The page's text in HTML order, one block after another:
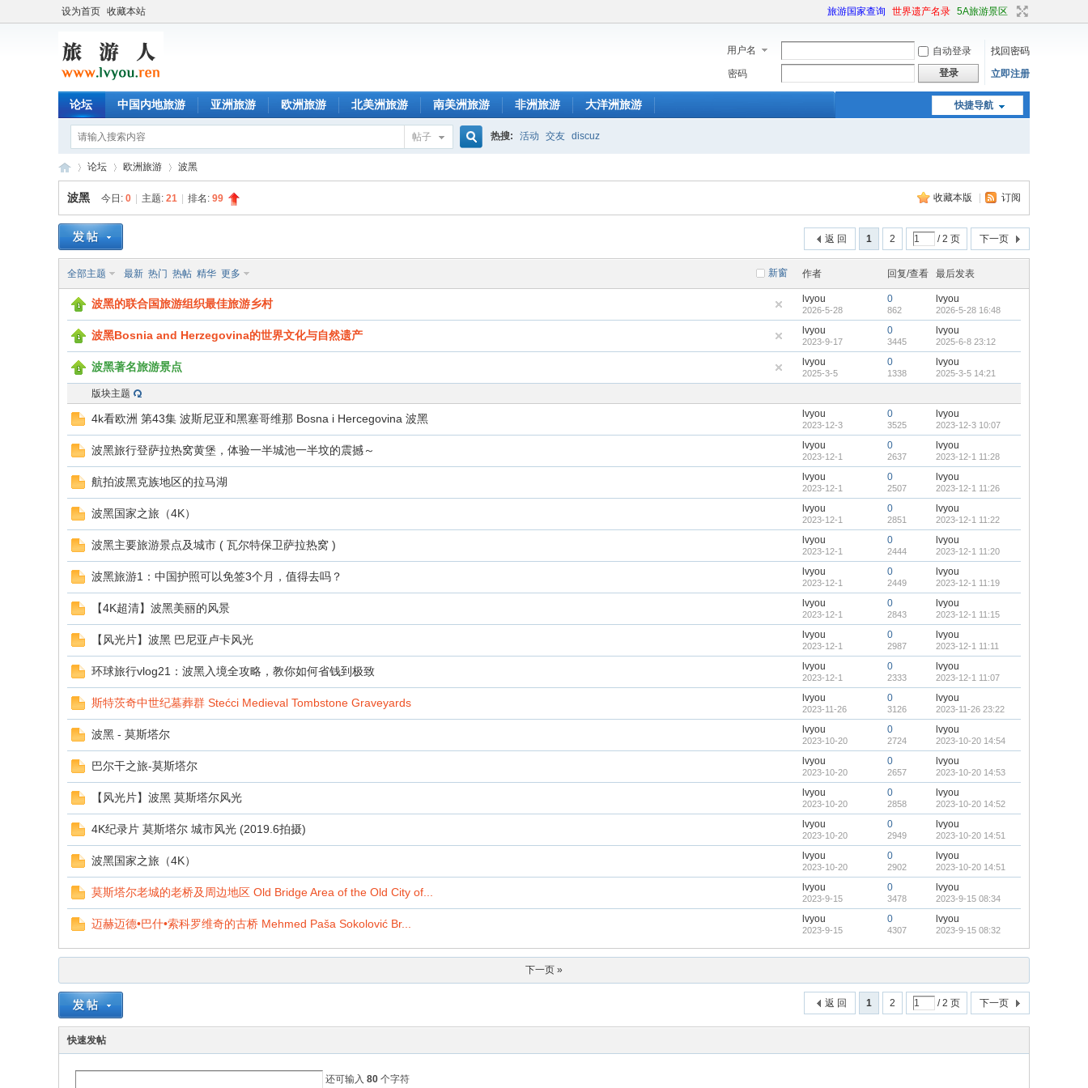
设为首页 收藏本站 旅游国家查询 世界遗产名录 5A旅游景区
用户名 自动登录
找回密码
密码
登录 立即注册
快捷导航
论坛 中国内地旅游 亚洲旅游 欧洲旅游 北美洲旅游 南美洲旅游 非洲旅游 大洋洲旅游
帖子 热搜: 活动 交友 discuz
人
»
论坛
›
欧洲旅游 波黑
收藏本版 订阅
波黑 今日: 0 主题: 21 排名: 99
1 2 / 2 页 下一页
返 回
新窗
全部主题 最新 热门 热帖 精华 更多 作者 回复/查看 最后发表
波黑的联合国旅游组织最佳旅游乡村 lvyou
2026-5-28
0
862
lvyou
2026-5-28 16:48
波黑Bosnia and Herzegovina的世界文化与自然遗产 lvyou
2023-9-17
0
3445
lvyou
2025-6-8 23:12
波黑著名旅游景点 lvyou
2025-3-5
0
1338
lvyou
2025-3-5 14:21
版块主题
4k看欧洲 第43集 波斯尼亚和黑塞哥维那 Bosna i Hercegovina 波黑 lvyou
2023-12-3
0
3525
lvyou
2023-12-3 10:07
波黑旅行登萨拉热窝黄堡，体验一半城池一半坟的震撼～ lvyou
2023-12-1
0
2637
lvyou
2023-12-1 11:28
航拍波黑克族地区的拉马湖 lvyou
2023-12-1
0
2507
lvyou
2023-12-1 11:26
波黑国家之旅（4K） lvyou
2023-12-1
0
2851
lvyou
2023-12-1 11:22
波黑主要旅游景点及城市 ( 瓦尔特保卫萨拉热窝 ) lvyou
2023-12-1
0
2444
lvyou
2023-12-1 11:20
波黑旅游1：中国护照可以免签3个月，值得去吗？ lvyou
2023-12-1
0
2449
lvyou
2023-12-1 11:19
【4K超清】波黑美丽的风景 lvyou
2023-12-1
0
2843
lvyou
2023-12-1 11:15
【风光片】波黑 巴尼亚卢卡风光 lvyou
2023-12-1
0
2987
lvyou
2023-12-1 11:11
环球旅行vlog21：波黑入境全攻略，教你如何省钱到极致 lvyou
2023-12-1
0
2333
lvyou
2023-12-1 11:07
斯特茨奇中世纪墓葬群 Stećci Medieval Tombstone Graveyards lvyou
2023-11-26
0
3126
lvyou
2023-11-26 23:22
波黑 - 莫斯塔尔 lvyou
2023-10-20
0
2724
lvyou
2023-10-20 14:54
巴尔干之旅-莫斯塔尔 lvyou
2023-10-20
0
2657
lvyou
2023-10-20 14:53
【风光片】波黑 莫斯塔尔风光 lvyou
2023-10-20
0
2858
lvyou
2023-10-20 14:52
4K纪录片 莫斯塔尔 城市风光 (2019.6拍摄) lvyou
2023-10-20
0
2949
lvyou
2023-10-20 14:51
波黑国家之旅（4K） lvyou
2023-10-20
0
2902
lvyou
2023-10-20 14:51
莫斯塔尔老城的老桥及周边地区 Old Bridge Area of the Old City of... lvyou
2023-9-15
0
3478
lvyou
2023-9-15 08:34
迈赫迈德•巴什•索科罗维奇的古桥 Mehmed Paša Sokolović Br... lvyou
2023-9-15
0
4307
lvyou
2023-9-15 08:32
下一页 »
1 2 / 2 页 下一页
返 回
快速发帖
还可输入 80 个字符